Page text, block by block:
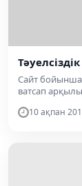
Тәуелсіздік
Сайт бойынша
ватсап
10 ақпан